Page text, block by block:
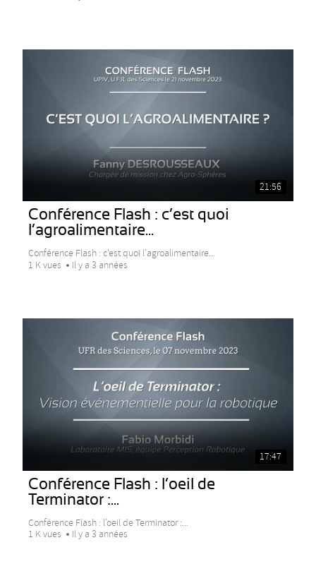
21:56
Conférence Flash : c’est quoi
l’agroalimentaire...
Conférence Flash : c’est quoi l’agroalimentaire...
1 K vues
Il y a 3 années
17:47
Conférence Flash : l’oeil de
Terminator :...
Conférence Flash : l’oeil de Terminator :...
1 K vues
Il y a 3 années